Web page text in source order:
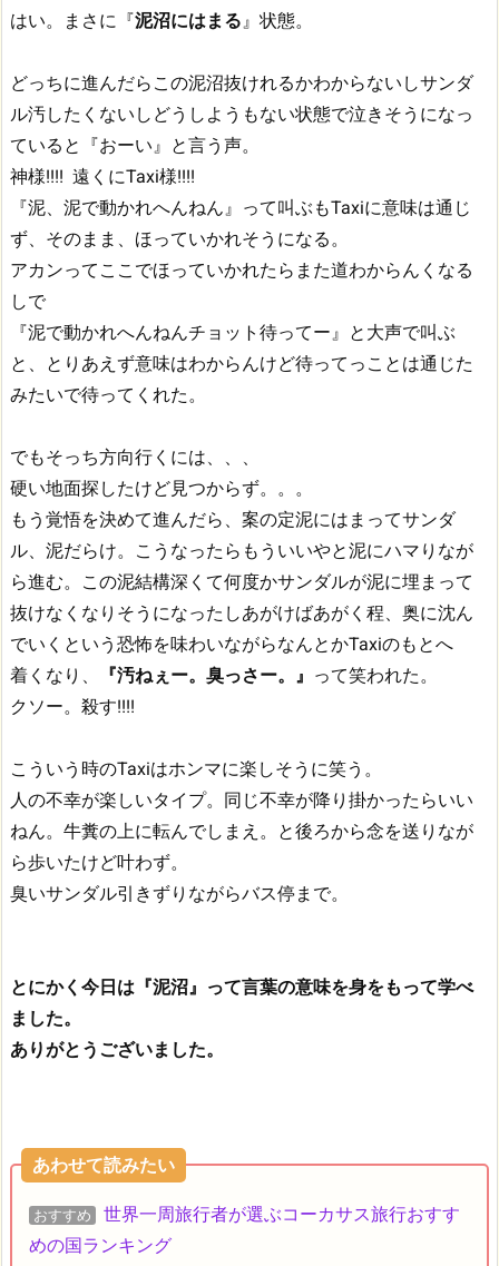
はい。まさに『泥沼にはまる 』状態。
どっちに進んだらこの泥沼抜けれるかわからないしサンダ
ル汚したくないしどうしようもない状態で泣きそうになっ
ていると『おーい』と言う声。
神様!!!! 遠くにTaxi様!!!!
『泥、泥で動かれへんねん』って叫ぶもTaxiに意味は通じ
ず、そのまま、ほっていかれそうになる。
アカンってここでほっていかれたらまた道わからんくなる
しで
『泥で動かれへんねんチョット待ってー』と大声で叫ぶ
と、とりあえず意味はわからんけど待ってっことは通じた
みたいで待ってくれた。
でもそっち方向行くには、、、
硬い地面探したけど見つからず。。。
もう覚悟を決めて進んだら、案の定泥にはまってサンダ
ル、泥だらけ。こうなったらもういいやと泥にハマりなが
ら進む。この泥結構深くて何度かサンダルが泥に埋まって
抜けなくなりそうになったしあがけばあがく程、奥に沈ん
でいくという恐怖を味わいながらなんとかTaxiのもとへ
着くなり、
『汚ねぇー。臭っさー。』 って笑われた。
クソー。殺す!!!!
こういう時のTaxiはホンマに楽しそうに笑う。
人の不幸が楽しいタイプ。同じ不幸が降り掛かったらいい
ねん。牛糞の上に転んでしまえ。と後ろから念を送りなが
ら歩いたけど叶わず。
臭いサンダル引きずりながらバス停まで。
とにかく今日は『泥沼』って言葉の意味を身をもって学べ
ました。
ありがとうございました。
あわせて読みたい
おすすめ
世界一周旅行者が選ぶコーカサス旅行おすす
めの国ランキング